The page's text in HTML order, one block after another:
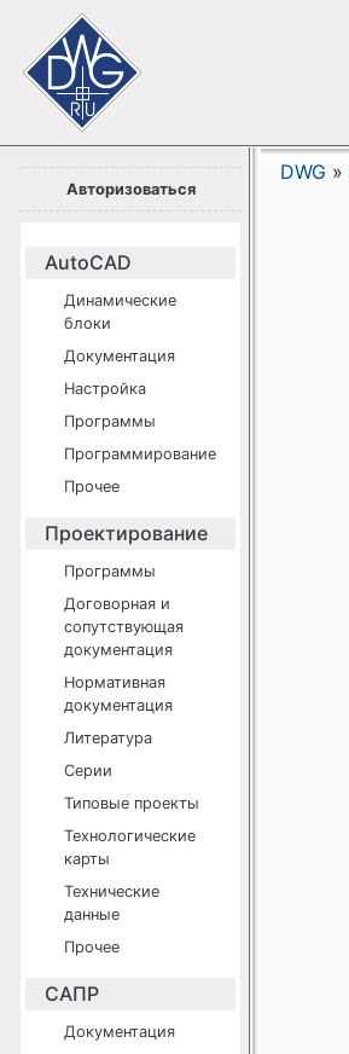
Авторизоваться
AutoCAD
Динамические
блоки
Документация
Настройка
Программы
Программирование
Прочее
Проектирование
Программы
Договорная и
сопутствующая
документация
Нормативная
документация
Литература
Серии
Типовые проекты
Технологические
карты
Технические
данные
Прочее
САПР
Документация
DWG »